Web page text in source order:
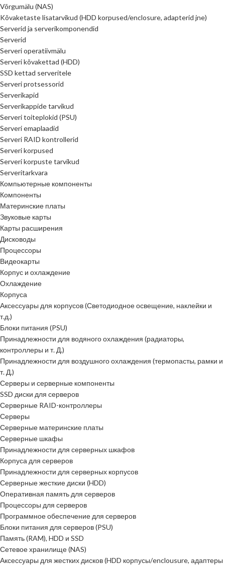
Võrgumälu (NAS)
Kõvaketaste lisatarvikud (HDD korpused/enclosure, adapterid jne)
Serverid ja serverikomponendid
Serverid
Serveri operatiivmälu
Serveri kõvakettad (HDD)
SSD kettad serveritele
Serveri protsessorid
Serverikapid
Serverikappide tarvikud
Serveri toiteplokid (PSU)
Serveri emaplaadid
Serveri RAID kontrollerid
Serveri korpused
Serveri korpuste tarvikud
Serveritarkvara
Компьютерные компоненты
Компоненты
Материнские платы
Звуковые карты
Карты расширения
Дисководы
Процессоры
Видеокарты
Корпус и охлаждение
Охлаждение
Корпуса
Аксессуары для корпусов (Светодиодное освещение, наклейки и
т.д.)
Блоки питания (PSU)
Принадлежности для водяного охлаждения (радиаторы,
контроллеры и т. Д.)
Принадлежности для воздушного охлаждения (термопасты, рамки и
т. Д.)
Серверы и серверные компоненты
SSD диски для серверов
Серверные RAID-контроллеры
Серверы
Серверные материнские платы
Серверные шкафы
Принадлежности для серверных шкафов
Корпуса для серверов
Принадлежности для серверных корпусов
Серверные жесткие диски (HDD)
Оперативная память для серверов
Процессоры для серверов
Программное обеспечение для серверов
Блоки питания для серверов (PSU)
Память (RAM), HDD и SSD
Сетевое хранилище (NAS)
Аксессуары для жестких дисков (HDD корпусы/enclousure, адаптеры